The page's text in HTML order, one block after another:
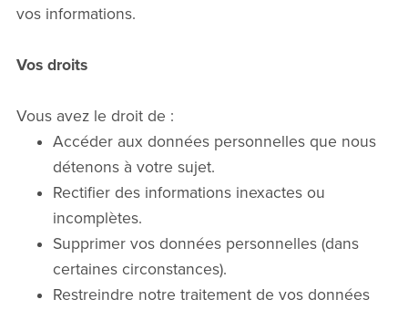
vos informations.
Vos droits
Vous avez le droit de :
Accéder aux données personnelles que nous
détenons à votre sujet.
Rectifier des informations inexactes ou
incomplètes.
Supprimer vos données personnelles (dans
certaines circonstances).
Restreindre notre traitement de vos données